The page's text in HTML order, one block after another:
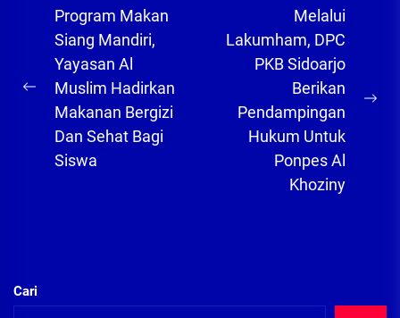
Navigasi
pos
Previous
post:
Program Makan
Siang Mandiri,
Yayasan Al
Muslim Hadirkan
Makanan Bergizi
Dan Sehat Bagi
Siswa
Melalui
Lakumham, DPC
PKB Sidoarjo
Berikan
Pendampingan
Hukum Untuk
Ponpes Al
Khoziny
Cari